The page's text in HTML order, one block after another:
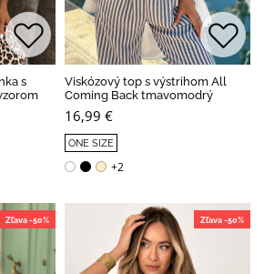
s
Viskózový top s výstrihom All
Coming Back tmavomodrý
16,99 €
ONE SIZE
+2
Zľava -50% Zľava -50%